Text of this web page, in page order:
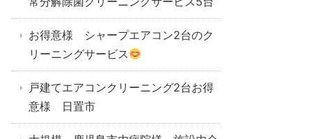
お得意様 シャープエアコン2台のク
リーニングサービス
戸建てエアコンクリーニング2台お得
意様 日置市